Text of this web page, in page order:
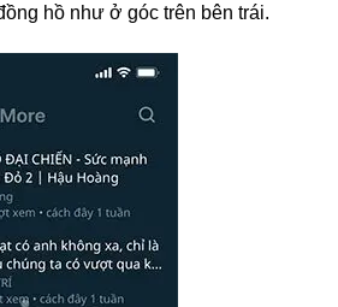
hồ như ở góc trên bên trái.